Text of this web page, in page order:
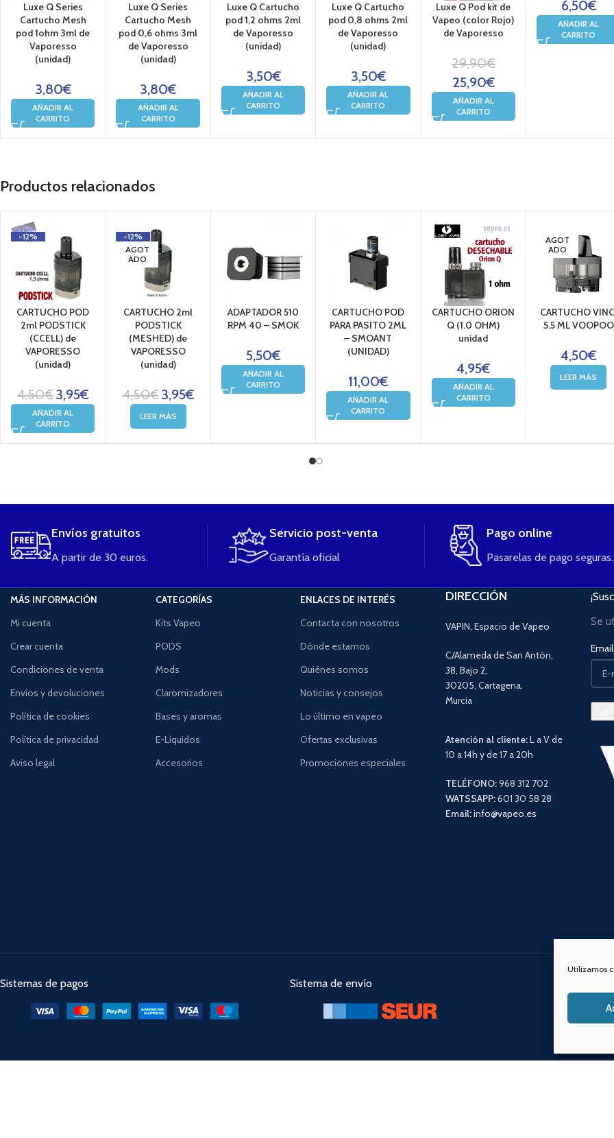
Utilizamos
Luxe Q Series
Cartucho Mesh
pod 1ohm 3ml de
Vaporesso
(unidad)
3,80€
AÑADIR AL
CARRITO
Luxe Q Series
Cartucho Mesh
pod 0,6 ohms 3ml
de Vaporesso
(unidad)
3,80€
AÑADIR AL
CARRITO
Luxe Q Cartucho
pod 1,2 ohms 2ml
de Vaporesso
(unidad)
3,50€
AÑADIR AL
CARRITO
Luxe Q Cartucho
pod 0,8 ohms 2ml
de Vaporesso
(unidad)
3,50€
AÑADIR AL
CARRITO
Luxe Q Pod kit de
Vapeo (color Rojo)
de Vaporesso
29,90€
25,90€
AÑADIR AL
CARRITO
Afrodita Nic
10mg/ml Bote
10ml de Bombo
Eliquids
Productos relacionados
-12%
CARTUCHO POD
2ml PODSTICK
(CCELL) de
VAPORESSO
(unidad)
4,50€3,95€
AÑADIR AL
CARRITO
-12%
AGOT
ADO
CARTUCHO 2ml
PODSTICK
(MESHED) de
VAPORESSO
(unidad)
4,50€3,95€
LEER MÁS
ADAPTADOR 510
RPM 40 – SMOK
5,50€
AÑADIR AL
CARRITO
CARTUCHO POD
PARA PASITO 2ML
– SMOANT
(UNIDAD)
11,00€
AÑADIR AL
CARRITO
CARTUCHO ORION
Q (1.0 OHM)
unidad
4,95€
AÑADIR AL
CARRITO
AGOT
ADO
CARTUCHO
5.5 ML VOOPOO
4,50€
LEER MÁS
Envíos gratuitos
A partir de 30 euros.
Servicio post-venta
Garantía oficial
Pago online
Pasarelas de pago seguras.
MÁS INFORMACIÓN
Mi cuenta
Crear cuenta
Condiciones de venta
Envíos y devoluciones
Política de cookies
Política de privacidad
Aviso legal
CATEGORÍAS
Kits Vapeo
PODS
Mods
Claromizadores
Bases y aromas
E-Líquidos
Accesorios
ENLACES DE INTERÉS
Contacta con nosotros
Dónde estamos
Quiénes somos
Noticias y consejos
Lo último en vapeo
Ofertas exclusivas
Promociones especiales
DIRECCIÓN
VAPIN, Espacio de Vapeo
C/Alameda de San Antón,
38, Bajo 2,
30205, Cartagena,
Murcia
Atención al cliente:L a V de
10 a 14h y de 17 a 20h
TELÉFONO:968 312 702
WATSSAPP:601 30 58 28
Email:info@vapeo.es
Se
Sistemas de pagos Sistema de envío